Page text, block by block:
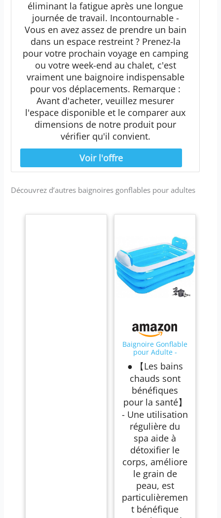
éliminant la fatigue après une longue
journée de travail. Incontournable -
Vous en avez assez de prendre un bain
dans un espace restreint ? Prenez-la
pour votre prochain voyage en camping
ou votre week-end au chalet, c'est
vraiment une baignoire indispensable
pour vos déplacements. Remarque :
Avant d'acheter, veuillez mesurer
l'espace disponible et le comparer aux
dimensions de notre produit pour
vérifier qu'il convient.
Découvrez d’autres baignoires gonflables pour adultes
Baignoire Gonflable
pour Adulte -
Baignoir Pliable-
Baignoire
Autonome Portable
- Intérieure et
Extérieure - Facile à
Gonfler avec Pompe
à Air Électrique
(Bleue, 160 * 55 *
110CM)
● 【Les bains
chauds sont
bénéfiques
pour la santé】
- Une utilisation
régulière du
spa aide à
détoxifier le
corps, améliore
le grain de
peau, est
particulièremen
t bénéfique